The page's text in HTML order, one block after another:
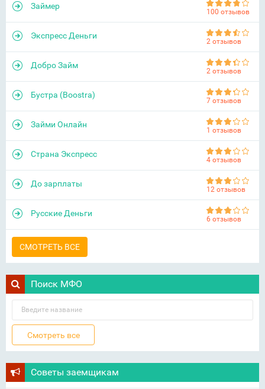
Займер
100 отзывов
Экспресс Деньги
2 отзывов
Добро Займ
2 отзывов
Бустра (Boostra)
7 отзывов
Займи Онлайн
1 отзывов
Страна Экспресс
4 отзывов
До зарплаты
12 отзывов
Русские Деньги
6 отзывов
СМОТРЕТЬ ВСЕ
Поиск МФО
Советы заемщикам